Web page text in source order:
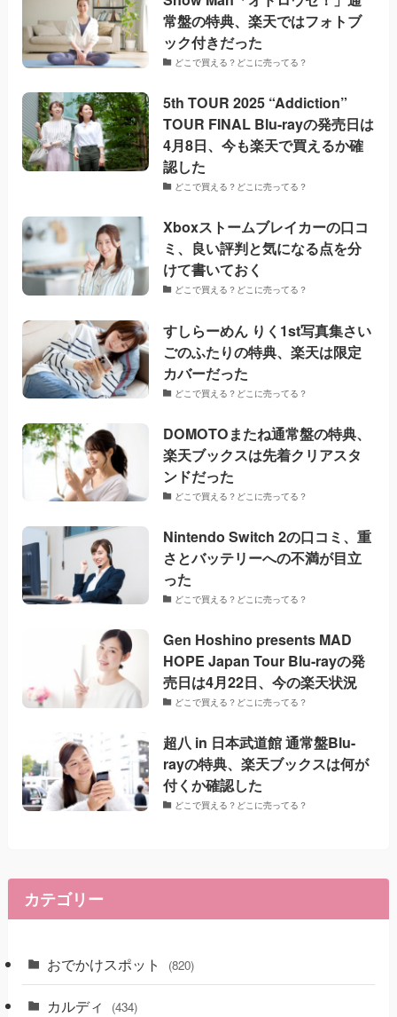
常盤の特典、楽天ではフォトブ
ック付きだった
どこで買える？どこに売ってる？
5th TOUR 2025 “Addiction”
TOUR FINAL Blu-rayの発売日は
4月8日、今も楽天で買えるか確
認した
どこで買える？どこに売ってる？
Xboxストームブレイカーの口コ
ミ、良い評判と気になる点を分
けて書いておく
どこで買える？どこに売ってる？
すしらーめん りく1st写真集さい
ごのふたりの特典、楽天は限定
カバーだった
どこで買える？どこに売ってる？
DOMOTOまたね通常盤の特典、
楽天ブックスは先着クリアスタ
ンドだった
どこで買える？どこに売ってる？
Nintendo Switch 2の口コミ、重
さとバッテリーへの不満が目立
った
どこで買える？どこに売ってる？
Gen Hoshino presents MAD
HOPE Japan Tour Blu-rayの発
売日は4月22日、今の楽天状況
どこで買える？どこに売ってる？
超八 in 日本武道館 通常盤Blu-
rayの特典、楽天ブックスは何が
付くか確認した
どこで買える？どこに売ってる？
カテゴリー
おでかけスポット (820)
カルディ (434)